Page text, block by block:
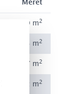
Méret
3.39 m2
3.33 m2
3.27 m2
21.82 m2